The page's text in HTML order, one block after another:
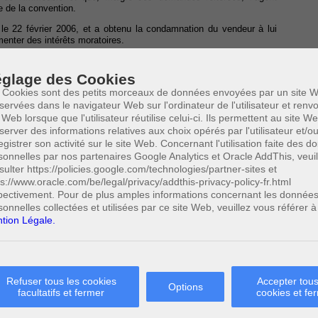
des Cookies
Cookies sont des petits morceaux de données envoyées par un site
dans le navigateur Web sur l'ordinateur de l'utilisateur et
lorsque que l'utilisateur réutilise celui-ci. Ils permettent au site
des informations relatives aux choix opérés par l'utilisateur et/
son activité sur le site Web. Concernant l'utilisation faite des
par nos partenaires Google Analytics et Oracle AddThis,
https://policies.google.com/technologies/partner-sites et
www.oracle.com/be/legal/privacy/addthis-privacy-policy-fr.html
Pour de plus amples informations concernant les données
collectées et utilisées par ce site Web, veuillez vous référer
Légale.
Refuser tous les cookies
facultatifs et fermer
Options
Accepter
cookies et
de la convention.
22 février 2006, et a obtenu la condamnation du vendeur à lui
des intérêts moratoires.
a été signée au domicile du vendeur.
immobilier d’observer l’article 88 de la loi du 14 juillet 1991
du consommateur, en ce qu’il prévoit notamment que le contrat
:
lendemain du jour de la signature du présent contrat, le
frais à son achat à conditiond’en prévenir le vendeur par lettre
le consommateur renoncerait à ce droit est nulle. En ce qui
soit expédiée avant l’expiration de celui-ci ».
de nullité du contrat et doit être
première page.
n’a pas été respectée en l’espèce, puisque la clause de
rédigée entre parenthèses et n’a pas été insérée dans
que le reste du texte, de manière à attirer l’attention du